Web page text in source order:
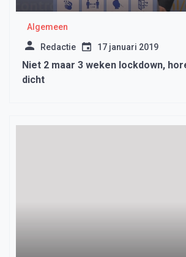
Algemeen
Redactie 17 januari 2019
Niet 2 maar 3 weken lockdown,
dicht